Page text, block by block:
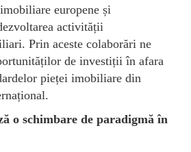
europene și
activității
Prin aceste colaborări ne
de investiții în afara
pieței imobiliare din
o schimbare de paradigmă în